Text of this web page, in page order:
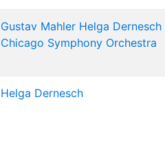
Gustav Mahler Helga Dernesch
Chicago Symphony Orchestra
Helga Dernesch